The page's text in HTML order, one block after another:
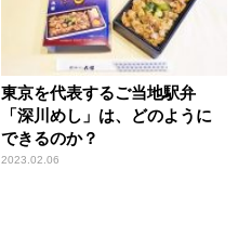
東京を代表するご当地駅弁
「深川めし」は、どのように
できるのか？
2023.02.06